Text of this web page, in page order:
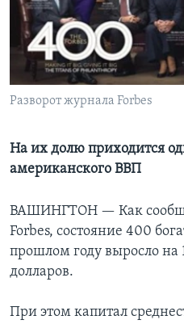
Learning English
СОЦИАЛЬНЫЕ СЕТИ
Языки
Разворот журнала Forbes
На их долю приходится
американского ВВП
ВАШИНГТОН — Как
Forbes, состояние 400
прошлом году выросло на
долларов.
При этом капитал